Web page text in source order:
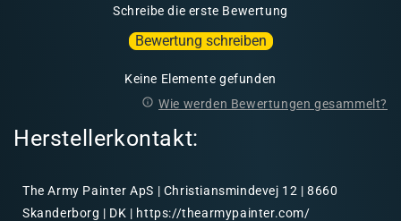
Schreibe die erste Bewertung
Bewertung schreiben
Keine Elemente gefunden
Wie werden Bewertungen gesammelt?
Herstellerkontakt:
The Army Painter ApS | Christiansmindevej 12 | 8660
Skanderborg | DK | https://thearmypainter.com/